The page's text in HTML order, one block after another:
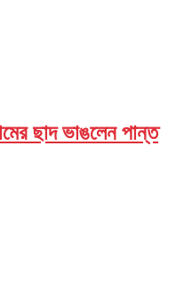
ছাদ ভাঙলেন পান্ত